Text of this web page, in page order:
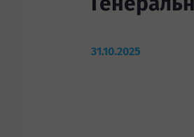
31.10.2025